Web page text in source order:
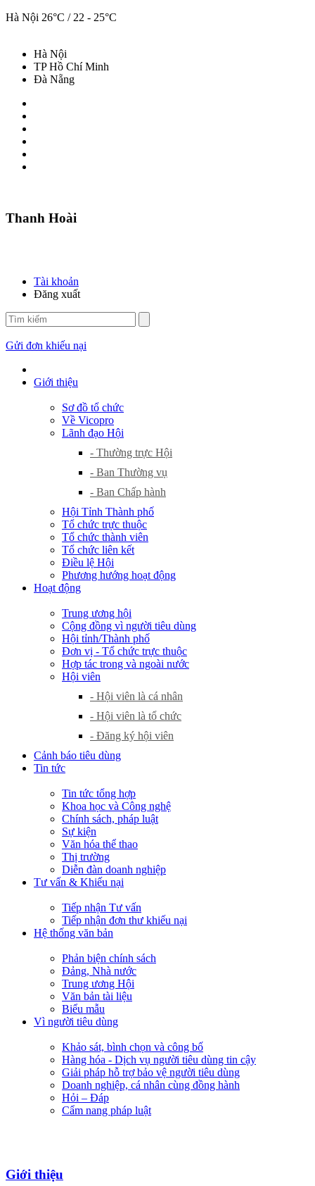
Hà Nội 26°C / 22 - 25°C
Hà Nội
TP Hồ Chí Minh
Đà Nẵng
Thanh Hoài
Tài khoản
Đăng xuất
Gửi đơn khiếu nại
Giới thiệu
Sơ đồ tổ chức
Về Vicopro
Lãnh đạo Hội
- Thường trực Hội
- Ban Thường vụ
- Ban Chấp hành
Hội Tỉnh Thành phố
Tổ chức trực thuộc
Tổ chức thành viên
Tổ chức liên kết
Điều lệ Hội
Phương hướng hoạt động
Hoạt động
Trung ương hội
Cộng đồng vì người tiêu dùng
Hội tỉnh/Thành phố
Đơn vị - Tổ chức trực thuộc
Hợp tác trong và ngoài nước
Hội viên
- Hội viên là cá nhân
- Hội viên là tổ chức
- Đăng ký hội viên
Cảnh báo tiêu dùng
Tin tức
Tin tức tổng hợp
Khoa học và Công nghệ
Chính sách, pháp luật
Sự kiện
Văn hóa thể thao
Thị trường
Diễn đàn doanh nghiệp
Tư vấn & Khiếu nại
Tiếp nhận Tư vấn
Tiếp nhận đơn thư khiếu nại
Hệ thống văn bản
Phản biện chính sách
Đảng, Nhà nước
Trung ương Hội
Văn bản tài liệu
Biểu mẫu
Vì người tiêu dùng
Khảo sát, bình chọn và công bố
Hàng hóa - Dịch vụ người tiêu dùng tin cậy
Giải pháp hỗ trợ bảo vệ người tiêu dùng
Doanh nghiệp, cá nhân cùng đồng hành
Hỏi – Đáp
Cẩm nang pháp luật
Giới thiệu